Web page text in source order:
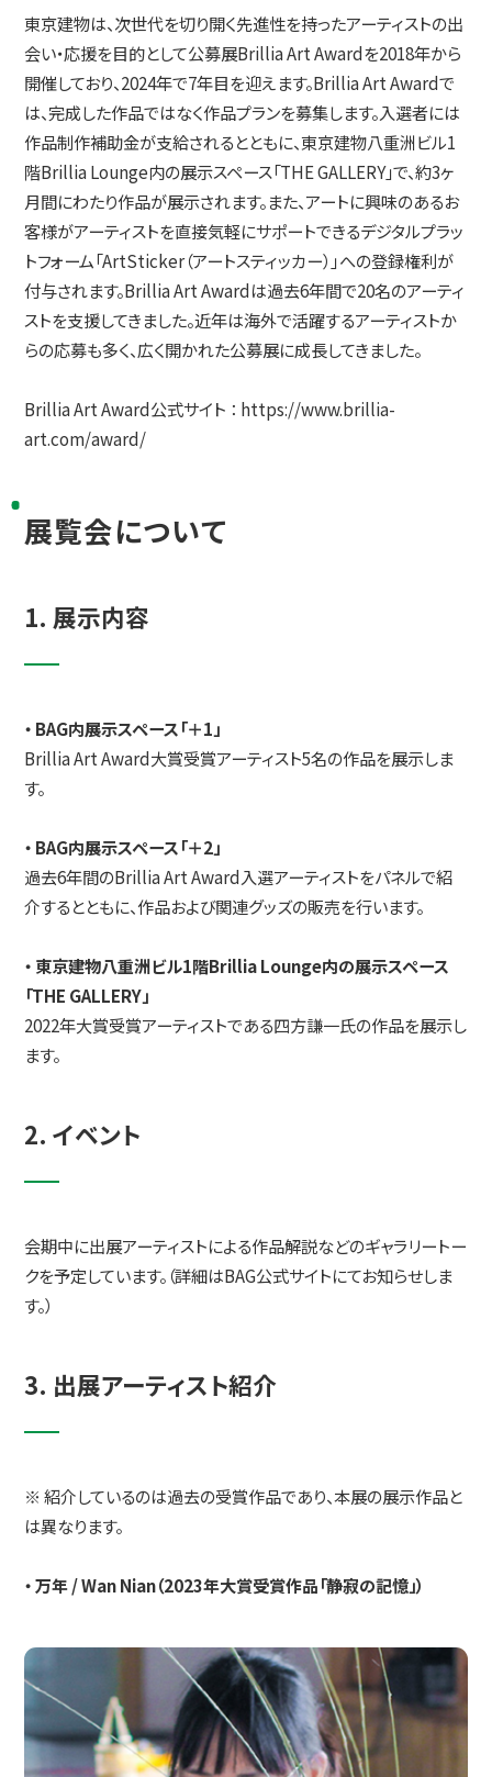
東京建物は、次世代を切り開く先進性を持ったアーティストの出
会い・応援を目的として公募展Brillia Art Awardを2018年から
開催しており、2024年で7年目を迎えます。Brillia Art Awardで
は、完成した作品ではなく作品プランを募集します。入選者には
作品制作補助金が支給されるとともに、東京建物八重洲ビル1
階Brillia Lounge内の展示スペース「THE GALLERY」で、約3ヶ
月間にわたり作品が展示されます。また、アートに興味のあるお
客様がアーティストを直接気軽にサポートできるデジタルプラッ
トフォーム「ArtSticker（アートスティッカー）｣への登録権利が
付与されます。Brillia Art Awardは過去6年間で20名のアーティ
ストを支援してきました。近年は海外で活躍するアーティストか
らの応募も多く、広く開かれた公募展に成長してきました。
Brillia Art Award公式サイト ： https://www.brillia-
art.com/award/
展覧会について
1. 展示内容
・ BAG内展示スペース「＋1」
Brillia Art Award大賞受賞アーティスト5名の作品を展示しま
す。
・ BAG内展示スペース「＋2」
過去6年間のBrillia Art Award入選アーティストをパネルで紹
介するとともに、作品および関連グッズの販売を行います。
・ 東京建物八重洲ビル1階Brillia Lounge内の展示スペース
「THE GALLERY」
2022年大賞受賞アーティストである四方謙一氏の作品を展示し
ます。
2. イベント
会期中に出展アーティストによる作品解説などのギャラリートー
クを予定しています。（詳細はBAG公式サイトにてお知らせしま
す。）
3. 出展アーティスト紹介
※ 紹介しているのは過去の受賞作品であり、本展の展示作品と
は異なります。
・ 万年 / Wan Nian（2023年大賞受賞作品「静寂の記憶」）